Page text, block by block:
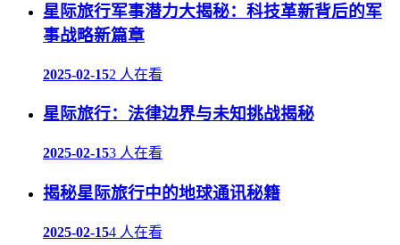
星际旅行军事潜力大揭秘：科技革新背后的军
事战略新篇章
2025-02-152 人在看
星际旅行：法律边界与未知挑战揭秘
2025-02-153 人在看
揭秘星际旅行中的地球通讯秘籍
2025-02-154 人在看